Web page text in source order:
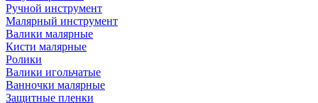
Ручной инструмент
Малярный инструмент
Валики малярные
Кисти малярные
Ролики
Валики игольчатые
Ванночки малярные
Защитные пленки